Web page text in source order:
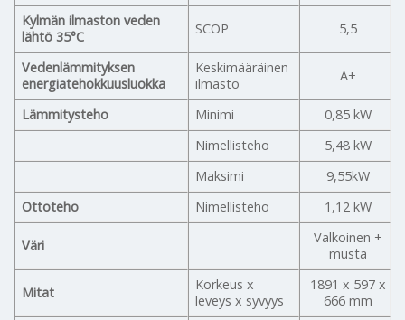
Kylmän ilmaston veden
lähtö 35°C
SCOP 5,5
Vedenlämmityksen
energiatehokkuusluokka
Keskimääräinen
ilmasto
A+
Lämmitysteho Minimi
0,85 kW
Nimellisteho
5,48 kW
Maksimi
9,55kW
Ottoteho
Nimellisteho 1,12 kW
Väri
Valkoinen +
musta
Mitat
Korkeus x
leveys x syvyys
1891 x 597 x
666 mm